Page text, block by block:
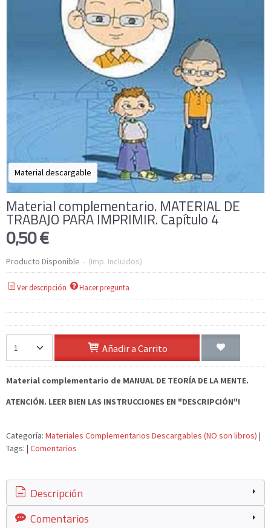
Material descargable
Material complementario. MATERIAL DE
TRABAJO PARA IMPRIMIR. Capítulo 4
0,50 €
Producto Disponible - (Imp. Incluidos)
Ver descripción Hacer pregunta
Añadir a Carrito
Material complementario de MANUAL DE TEORÍA DE LA MENTE.
ATENCIÓN. LEER BIEN LAS INSTRUCCIONES EN "DESCRIPCIÓN"!
Categoría: Materiales Complementarios Descargables (NO son libros) |
Tags: | Comentarios
Descripción
Comentarios